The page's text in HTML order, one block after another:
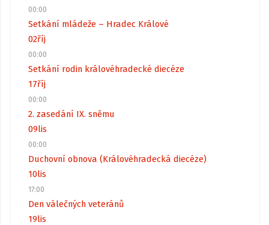
00:00
Setkání mládeže – Hradec Králové
02říj
00:00
Setkání rodin královéhradecké diecéze
17říj
00:00
2. zasedání IX. sněmu
09lis
00:00
Duchovní obnova (Královéhradecká diecéze)
10lis
17:00
Den válečných veteránů
19lis